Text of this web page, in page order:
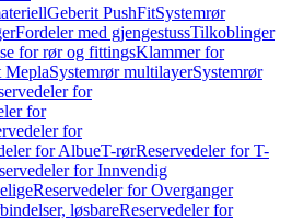
Geberit PushFitSystemrør
Fordeler med gjengestussTilkoblinger
for rør og fittingsKlammer for
MeplaSystemrør multilayerSystemrør
for
for
for
for AlbueT-rørReservedeler for T-
for Innvendig
Reservedeler for Overganger
løsbareReservedeler for